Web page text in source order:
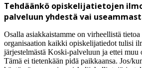
Tehdäänkö opiskelijatietojen
palveluun yhdestä vai
Osalla asiakkaistamme on virheellistä tietoa
organisaation kaikki opiskelijatiedot tulisi
järjestelmästä Koski-palveluun ja ettei muu
Tämä ei tietenkään pidä paikkaansa. Jos/